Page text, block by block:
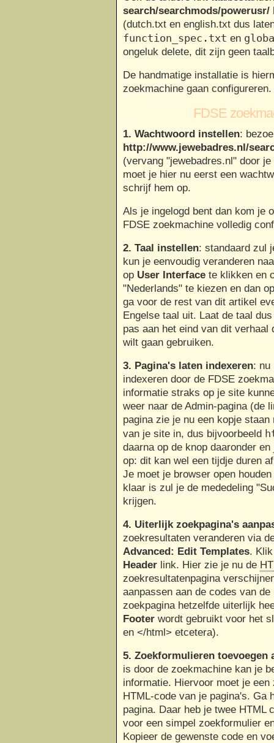
search/searchmods/powerusr/
(dutch.txt en english.txt dus
function_spec.txt en
ongeluk delete, dit zijn geen
De handmatige installatie is
zoekmachine gaan configureren.
FDSE
1. Wachtwoord instellen:
http://www.jewebadres.nl/
(vervang "jewebadres.nl" door
moet je hier nu eerst een
schrijf hem op.
Als je ingelogd bent dan kom je
FDSE zoekmachine volledig
2. Taal instellen: standaard zul
kun je eenvoudig veranderen
op User Interface te klikken en
"Nederlands" te kiezen en dan
ga voor de rest van dit artikel
Engelse taal uit. Laat de taal
pas aan het eind van dit
wilt gaan gebruiken.
3. Pagina's laten indexeren: nu
indexeren door de FDSE
informatie straks op je site
weer naar de Admin-pagina (de
pagina zie je nu een kopje
van je site in, dus bijvoorbeeld
daarna op de knop daaronder
op: dit kan wel een tijdje duren
Je moet je browser open
klaar is zul je de mededeling
krijgen.
4. Uiterlijk zoekpagina's
zoekresultaten veranderen via
Advanced: Edit Templates.
Header link. Hier zie je nu de
zoekresultatenpagina
aanpassen aan de codes van
zoekpagina hetzelfde uiterlijk
Footer wordt gebruikt voor het
en </html> etcetera).
5. Zoekformulieren toevoegen
is door de zoekmachine kan je
informatie. Hiervoor moet je
HTML-code van je pagina's. Ga
pagina. Daar heb je twee HTML
voor een simpel zoekformulier
Kopieer de gewenste code en